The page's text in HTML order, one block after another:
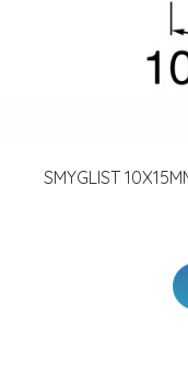
SMYGLIST